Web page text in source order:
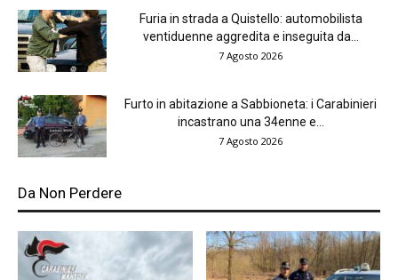
Furia in strada a Quistello: automobilista
ventiduenne aggredita e inseguita da...
7 Agosto 2026
Furto in abitazione a Sabbioneta: i Carabinieri
incastrano una 34enne e...
7 Agosto 2026
Da Non Perdere